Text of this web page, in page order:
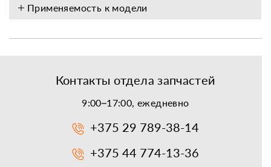
Применяемость к модели
Контакты отдела запчастей
9:00–17:00, ежедневно
+375 29 789-38-14
+375 44 774-13-36